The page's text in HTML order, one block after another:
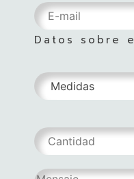
Datos sobre